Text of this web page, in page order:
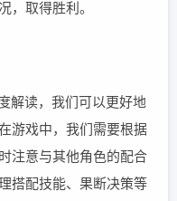
，取得胜利。
解读，我们可以更好地
游戏中，我们需要根据
注意与其他角色的配合
搭配技能、果断决策等